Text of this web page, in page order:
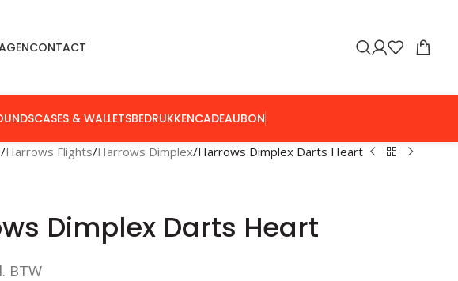
CONTACT
CASES & WALLETSBEDRUKKENCADEAUBON
Harrows Flights Harrows Dimplex Harrows Dimplex Darts Heart
Dimplex Darts Heart
BTW